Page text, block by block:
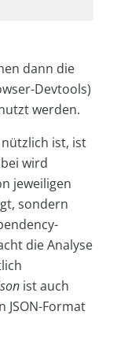
dann die
Devtools)
werden.
ist, ist
wird
jeweiligen
sondern
die Analyse
ist auch
JSON-Format